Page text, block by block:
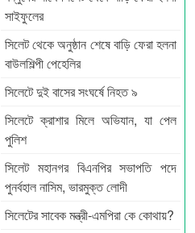
সাইফুলের
সিলেট থেকে অনুষ্ঠান শেষে বাড়ি ফেরা হলনা
বাউলশিল্পী পেহেলির
সিলেটে দুই বাসের সংঘর্ষে নিহত ৯
সিলেটে ক্রাশার মিলে অভিযান, যা পেল
পুলিশ
সিলেট মহানগর বিএনপির সভাপতি পদে
পুনর্বহাল নাসিম, ভারমুক্ত লোদী
সিলেটের সাবেক মন্ত্রী-এমপিরা কে কোথায়?